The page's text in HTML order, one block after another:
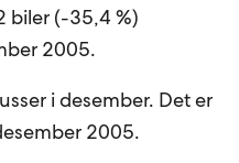
biler (-35,4 %)
2005.
i desember. Det er
2005.